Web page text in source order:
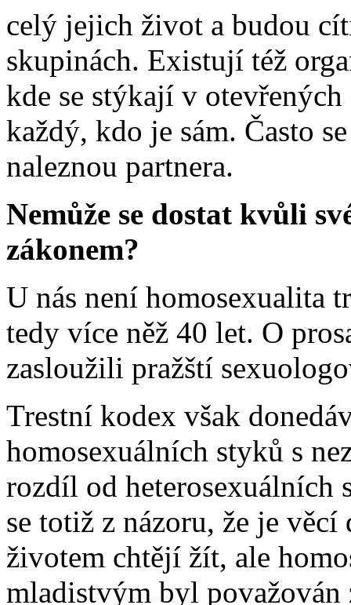
celý jejich život a budou
skupinách. Existují též
kde se stýkají v
každý, kdo je sám. Často
naleznou partnera.
Nemůže se dostat kvůli
zákonem?
U nás není homosexualita
tedy více něž 40 let. O
zasloužili pražští
Trestní kodex však
homosexuálních styků s
rozdíl od heterosexuálních
se totiž z názoru, že je
životem chtějí žít, ale
mladistvým byl považován